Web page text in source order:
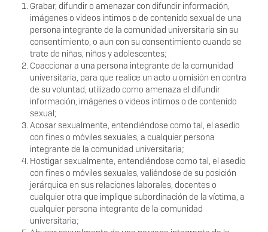
Grabar, difundir o amenazar con difundir información,
imágenes o videos íntimos o de contenido sexual de una
persona integrante de la comunidad universitaria sin su
consentimiento, o aun con su consentimiento cuando se
trate de niñas, niños y adolescentes;
Coaccionar a una persona integrante de la comunidad
universitaria, para que realice un acto u omisión en contra
de su voluntad, utilizado como amenaza el difundir
información, imágenes o videos íntimos o de contenido
sexual;
Acosar sexualmente, entendiéndose como tal, el asedio
con ﬁnes o móviles sexuales, a cualquier persona
integrante de la comunidad universitaria;
Hostigar sexualmente, entendiéndose como tal, el asedio
con ﬁnes o móviles sexuales, valiéndose de su posición
jerárquica en sus relaciones laborales, docentes o
cualquier otra que implique subordinación de la víctima, a
cualquier persona integrante de la comunidad
universitaria;